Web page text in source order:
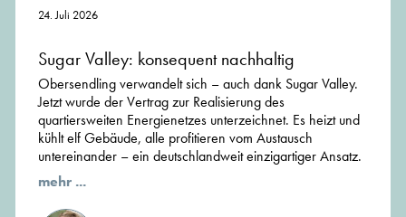
24. Juli 2026
Sugar Valley: konsequent nachhaltig
Obersendling verwandelt sich – auch dank Sugar Valley.
Jetzt wurde der Vertrag zur Realisierung des
quartiersweiten Energienetzes unterzeichnet. Es heizt und
kühlt elf Gebäude, alle profitieren vom Austausch
untereinander – ein deutschlandweit einzigartiger Ansatz.
mehr ...